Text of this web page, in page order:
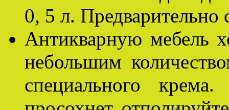
0, 5 л. Предварительно
Антикварную мебель
небольшим
специального